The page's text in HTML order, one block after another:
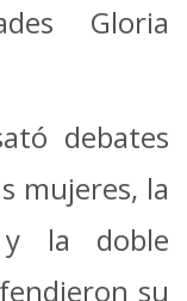
Gloria
debates
mujeres, la
y la doble
su